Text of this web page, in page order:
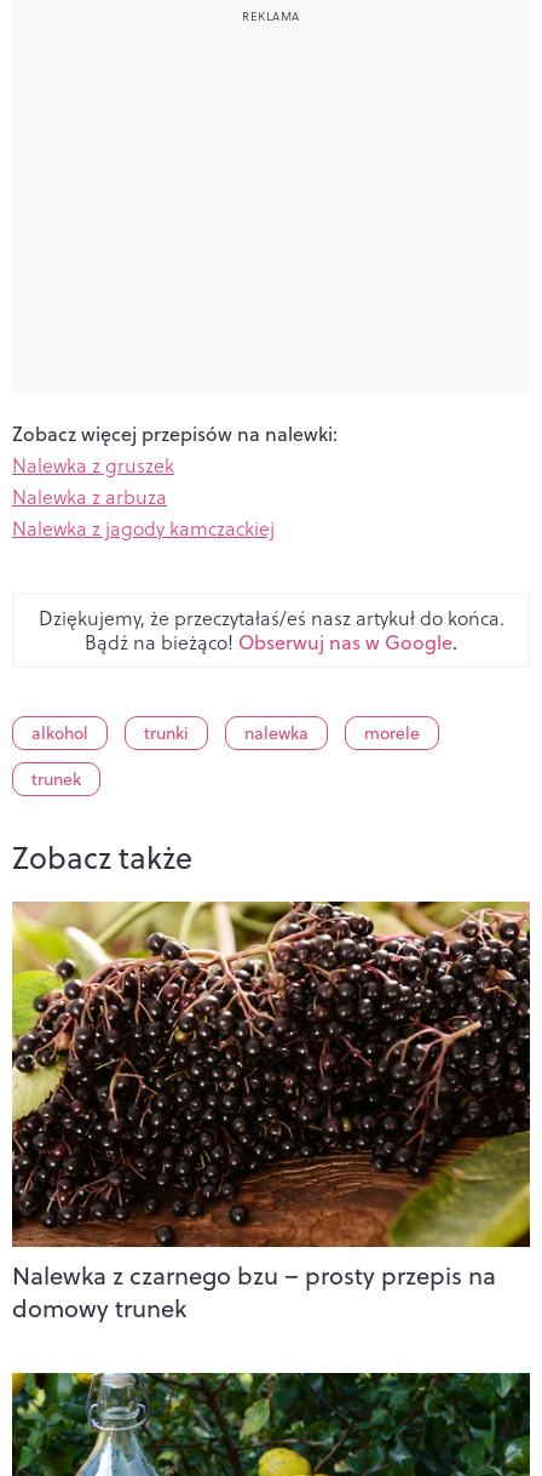
Zobacz więcej przepisów na nalewki:
Nalewka z gruszek
Nalewka z arbuza
Nalewka z jagody kamczackiej
Dziękujemy, że przeczytałaś/eś nasz artykuł do końca.
Bądź na bieżąco! Obserwuj nas w Google.
alkohol trunki nalewka
morele
trunek
Zobacz także
Nalewka z czarnego bzu – prosty przepis na
domowy trunek